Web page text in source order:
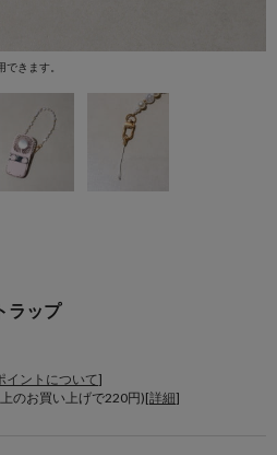
きます。
ラップ
イントについて]
のお買い上げで220円)[詳細]